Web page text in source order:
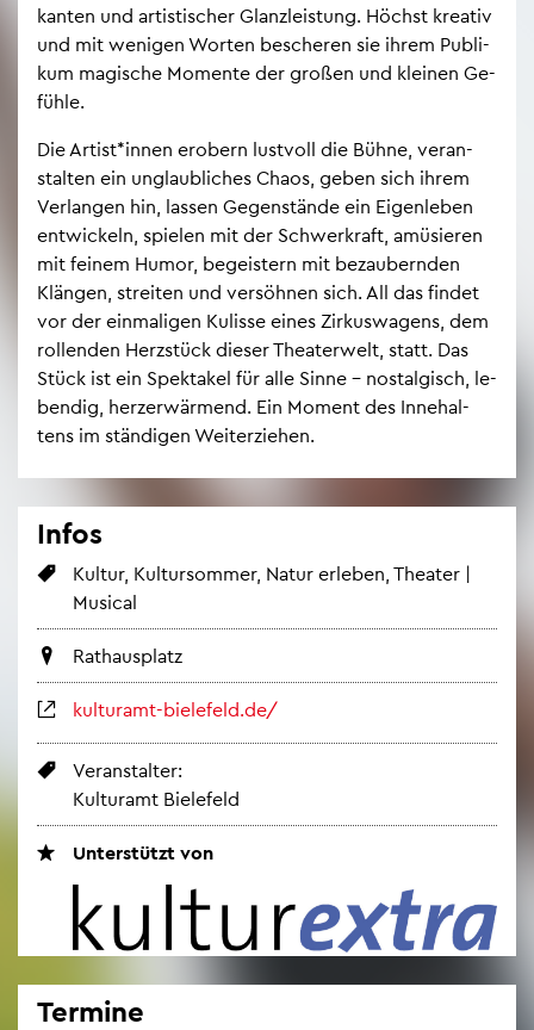
kan­ten und ar­tis­ti­scher Glanz­leis­tung. Höchst krea­tiv
und mit we­ni­gen Wor­ten be­sche­ren sie ihrem Pu­bli­
kum ma­gi­sche Mo­men­te der gro­ßen und klei­nen Ge­
füh­le.
Die Ar­tist*innen er­obern lust­voll die Bühne, ver­an­
stal­ten ein un­glaub­li­ches Chaos, geben sich ihrem
Ver­lan­gen hin, las­sen Ge­gen­stän­de ein Ei­gen­le­ben
ent­wi­ckeln, spie­len mit der Schwer­kraft, amü­sie­ren
mit fei­nem Humor, be­geis­tern mit be­zau­bern­den
Klän­gen, strei­ten und ver­söh­nen sich. All das fin­det
vor der ein­ma­li­gen Ku­lis­se eines Zir­kus­wa­gens, dem
rol­len­den Herz­stück die­ser Thea­ter­welt, statt. Das
Stück ist ein Spek­ta­kel für alle Sinne – nost­al­gisch, le­
ben­dig, herz­er­wär­mend. Ein Mo­ment des In­ne­hal­
tens im stän­di­gen Wei­ter­zie­hen.
Infos
Kul­tur, Kul­tur­som­mer, Natur er­le­ben, Thea­ter |
Mu­si­cal
Rat­haus­platz
kul­tur­amt-bie­le­feld.de/
Ver­an­stal­ter:
Kul­tur­amt Bie­le­feld
Un­ter­stützt von
Ter­mi­ne